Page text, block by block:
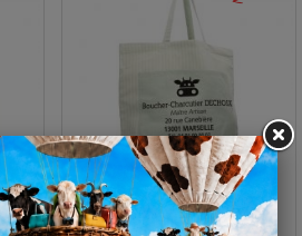
Sac coton liverpool
personnalisable